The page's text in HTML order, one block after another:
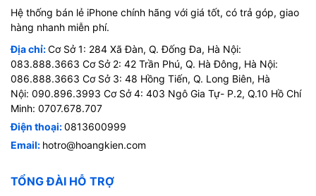
Hệ thống bán lẻ iPhone chính hãng với giá tốt, có trả góp, giao
hàng nhanh miễn phí.
Địa chỉ:Cơ Sở 1: 284 Xã Đàn, Q. Đống Đa, Hà Nội:
083.888.3663 Cơ Sở 2: 42 Trần Phú, Q. Hà Đông, Hà Nội:
086.888.3663 Cơ Sở 3: 48 Hồng Tiến, Q. Long Biên, Hà
Nội: 090.896.3993 Cơ Sở 4: 403 Ngô Gia Tự- P.2, Q.10 Hồ Chí
Minh: 0707.678.707
Điện thoại:0813600999
Email: hotro@hoangkien.com
TỔNG ĐÀI HỖ TRỢ